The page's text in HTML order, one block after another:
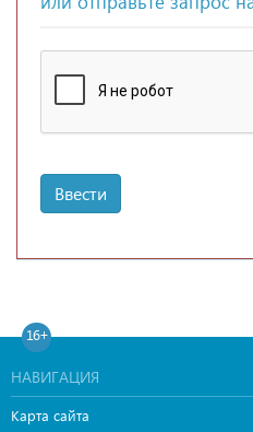
Ввести
16+
НАВИГАЦИЯ
Карта сайта